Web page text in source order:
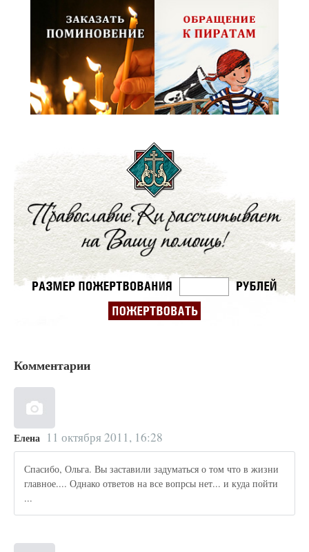
Комментарии
Елена 11 октября 2011, 16:28
Спасибо, Ольга. Вы заставили задуматься о том что в жизни
главное.... Однако ответов на все вопрсы нет... и куда пойти
...